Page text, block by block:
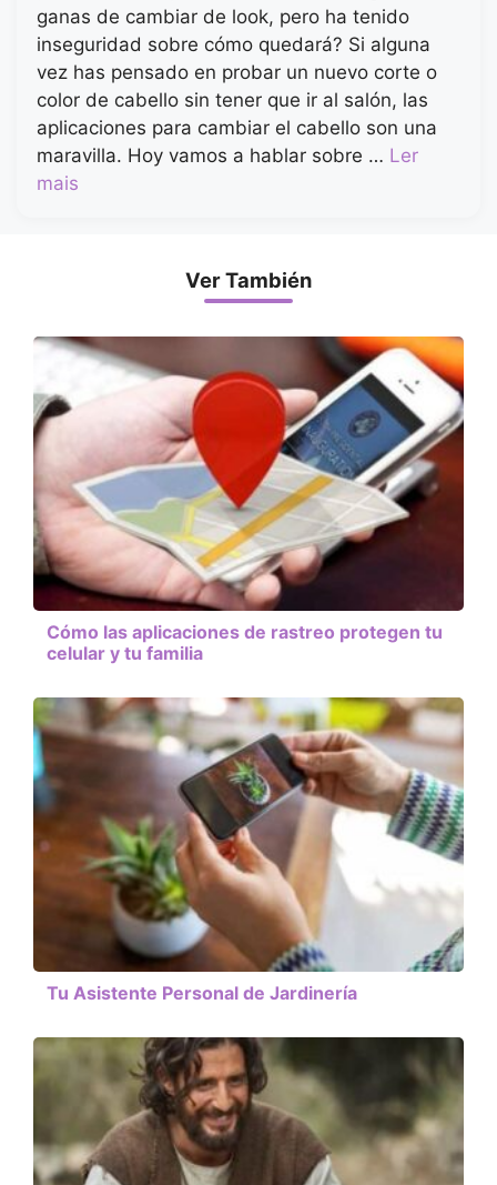
ganas de cambiar de look, pero ha tenido
inseguridad sobre cómo quedará? Si alguna
vez has pensado en probar un nuevo corte o
color de cabello sin tener que ir al salón, las
aplicaciones para cambiar el cabello son una
maravilla. Hoy vamos a hablar sobre … Ler
mais
Ver También
Cómo las aplicaciones de rastreo protegen tu
celular y tu familia
Tu Asistente Personal de Jardinería